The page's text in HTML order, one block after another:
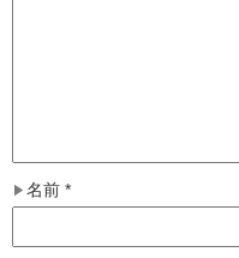
名前 *